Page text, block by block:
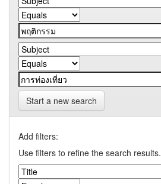
Start a new search
Add filters:
Use filters to refine the search results.